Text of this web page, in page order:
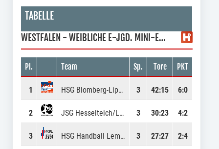
TABELLE
WESTFALEN - WEIBLICHE E-JGD. MINI-EM HAUPTRUNDE GRUPPE 1
Pl. Team Sp. Tore PKT
1 HSG Blomberg-Lippe 3 42:15 6:0
2 JSG Hesselteich/Loxten 3 30:23 4:2
3 HSG Handball Lemgo 3 27:27 2:4